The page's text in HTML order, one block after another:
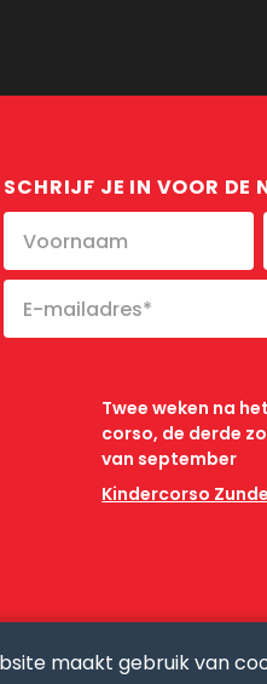
SCHRIJF JE IN VOOR DE
Twee weken na
corso, de derde
van september
Kindercorso
maakt gebruik van